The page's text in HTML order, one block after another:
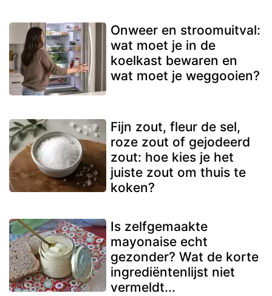
Onweer en stroomuitval:
wat moet je in de
koelkast bewaren en
wat moet je weggooien?
Fijn zout, fleur de sel,
roze zout of gejodeerd
zout: hoe kies je het
juiste zout om thuis te
koken?
Is zelfgemaakte
mayonaise echt
gezonder? Wat de korte
ingrediëntenlijst niet
vermeldt...